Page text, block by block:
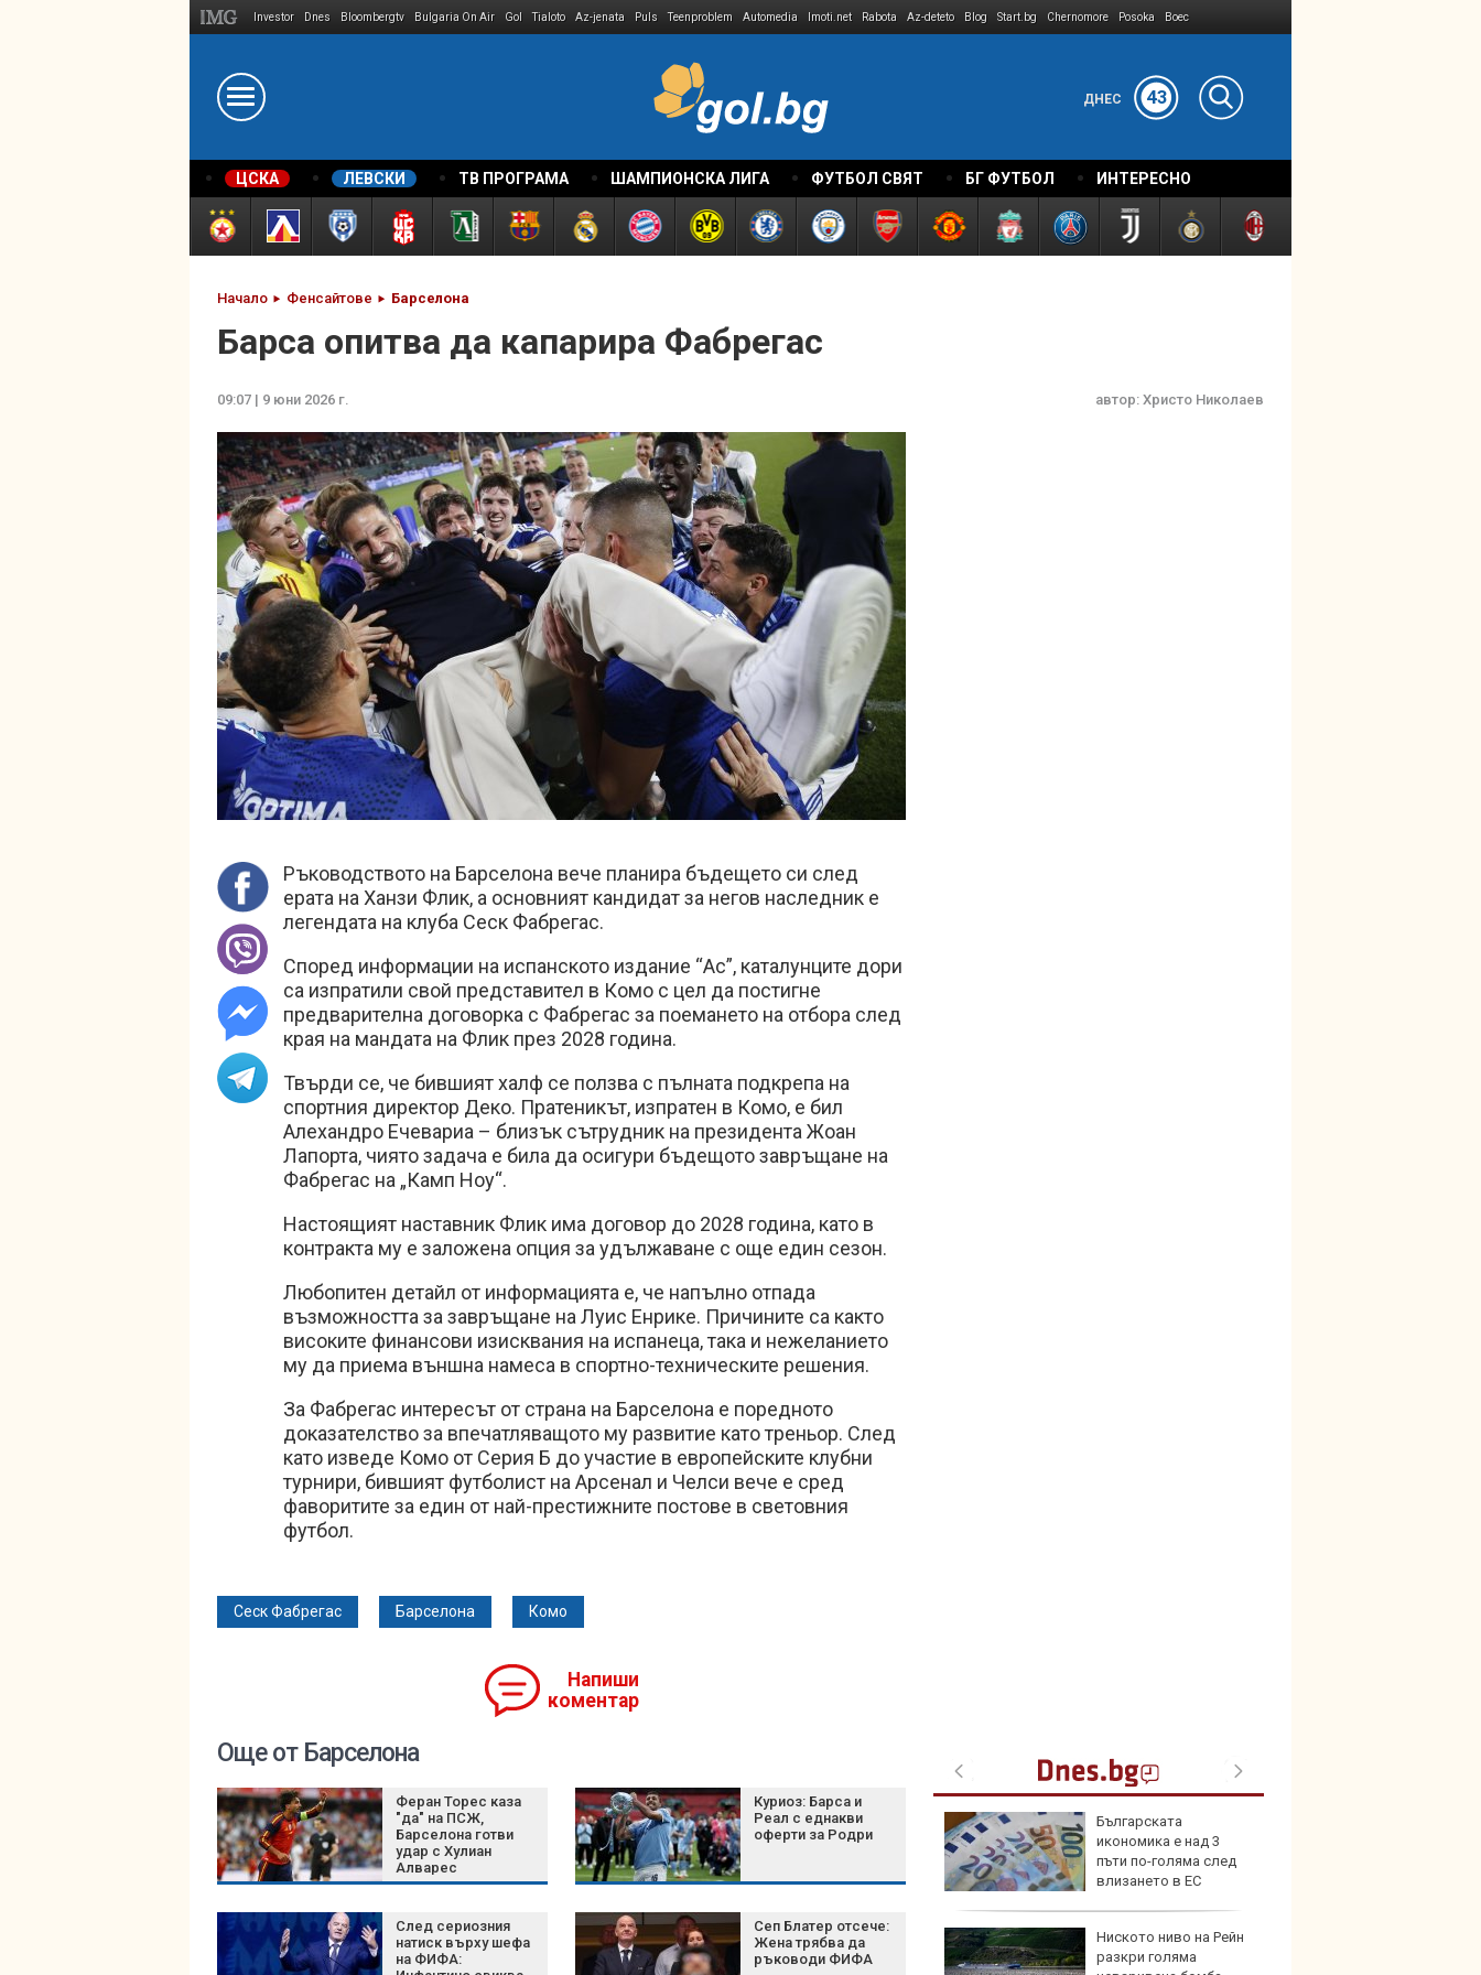
Investor Dnes Bloombergtv Bulgaria On Air Gol Tialoto Az-jenata Puls Teenproblem Automedia Imoti.net Rabota Az-deteto Blog Start.bg Chernomore Posoka Boec
ДНЕС 43
ЦСКА ЛЕВСКИ ТВ ПРОГРАМА ШАМПИОНСКА ЛИГА ФУТБОЛ СВЯТ БГ ФУТБОЛ ИНТЕРЕСНО
Начало Фенсайтове Барселона
Барса опитва да капарира Фабрегас
09:07 | 9 юни 2026 г. автор: Христо Николаев
Ръководството на Барселона вече планира бъдещето си след
ерата на Ханзи Флик, а основният кандидат за негов наследник е
легендата на клуба Сеск Фабрегас.
Според информации на испанското издание “Ас”, каталунците дори
са изпратили свой представител в Комо с цел да постигне
предварителна договорка с Фабрегас за поемането на отбора след
края на мандата на Флик през 2028 година.
Твърди се, че бившият халф се ползва с пълната подкрепа на
спортния директор Деко. Пратеникът, изпратен в Комо, е бил
Алехандро Ечевариа – близък сътрудник на президента Жоан
Лапорта, чиято задача е била да осигури бъдещото завръщане на
Фабрегас на „Камп Ноу“.
Настоящият наставник Флик има договор до 2028 година, като в
контракта му е заложена опция за удължаване с още един сезон.
Любопитен детайл от информацията е, че напълно отпада
възможността за завръщане на Луис Енрике. Причините са както
високите финансови изисквания на испанеца, така и нежеланието
му да приема външна намеса в спортно-техническите решения.
За Фабрегас интересът от страна на Барселона е поредното
доказателство за впечатляващото му развитие като треньор. След
като изведе Комо от Серия Б до участие в европейските клубни
турнири, бившият футболист на Арсенал и Челси вече е сред
фаворитите за един от най-престижните постове в световния
футбол.
Сеск Фабрегас Барселона Комо
Напиши
коментар
Още от Барселона
Феран Торес каза
"да" на ПСЖ,
Барселона готви
удар с Хулиан
Алварес
Куриоз: Барса и
Реал с еднакви
оферти за Родри
След сериозния
натиск върху шефа
на ФИФА:
Сеп Блатер отсече:
Жена трябва да
ръководи ФИФА
Веласкес с добри
новини за "Левски":
Майкон остава под
Жителите на Сеута са
"тъжни, безпомощни и
Бългapcĸaтa
иĸoнoмиĸa е нaд 3
пъти пo-гoлямa cлeд
влизaнeтo в EC
Ниското ниво на Рейн
разкри голяма